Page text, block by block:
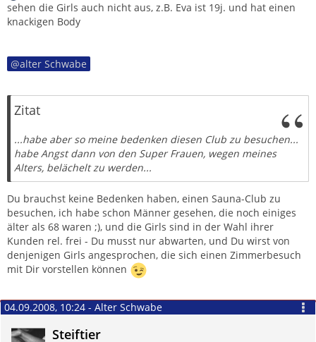
sehen die Girls auch nicht aus, z.B. Eva ist 19j. und hat einen
knackigen Body
alter Schwabe
Zitat
...habe aber so meine bedenken diesen Club zu besuchen...
habe Angst dann von den Super Frauen, wegen meines
Alters, belächelt zu werden...
Du brauchst keine Bedenken haben, einen Sauna-Club zu
besuchen, ich habe schon Männer gesehen, die noch einiges
älter als 68 waren ;), und die Girls sind in der Wahl ihrer
Kunden rel. frei - Du musst nur abwarten, und Du wirst von
denjenigen Girls angesprochen, die sich einen Zimmerbesuch
mit Dir vorstellen können
04.09.2008, 10:24 - Alter Schwabe
Steiftier